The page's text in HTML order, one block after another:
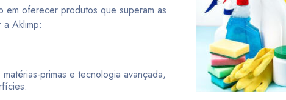
oferecer produtos que superam as
Aklimp:
primas e tecnologia avançada,